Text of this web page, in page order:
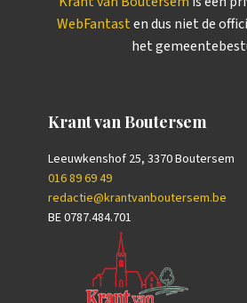
WebFantasten dus niet de
het
Krant van Boutersem
Leeuwkenshof 25, 3370 Boutersem
016 89 69 49
redactie@krantvanboutersem.be
BE 0787.484.701